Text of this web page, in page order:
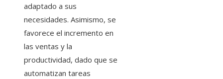
adaptado a sus
necesidades. Asimismo, se
favorece el incremento en
las ventas y la
productividad, dado que se
automatizan tareas